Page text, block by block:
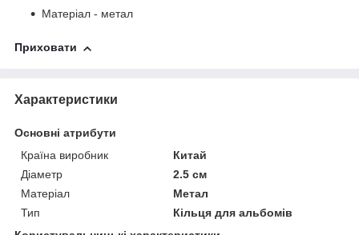
Матеріал - метал
Приховати
Характеристики
Основні атрибути
Країна виробник
Китай
Діаметр
2.5 см
Матеріал
Метал
Тип
Кільця для альбомів